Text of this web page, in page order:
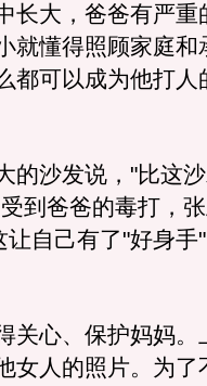
大，爸爸有严重
就懂得照顾家庭和
都可以成为他打人
沙发说，"比这沙
到爸爸的毒打，
自己有了"好身手
心、保护妈妈。
女人的照片。为了